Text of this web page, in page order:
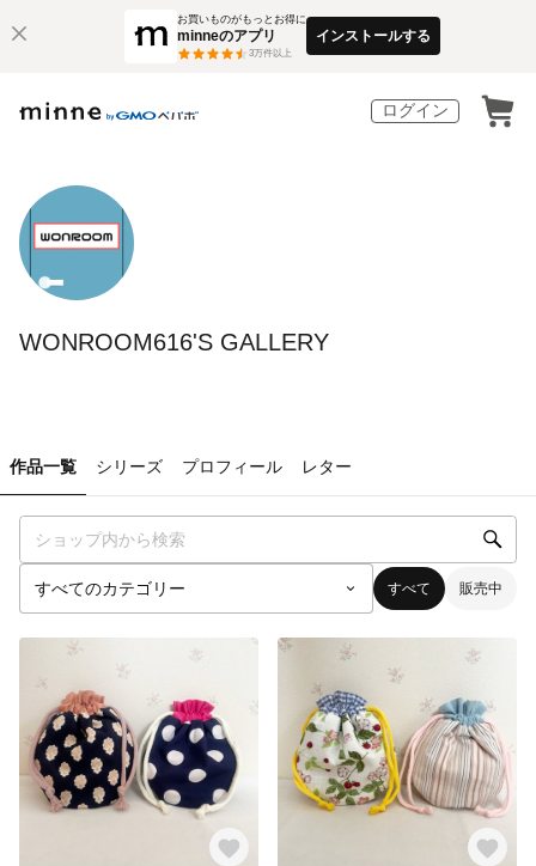
お買いものがもっとお得に
minneのアプリ
3万件以上
インストールする
ログイン
WONROOM616'S GALLERY
作品一覧 シリーズ プロフィール レター
すべて 販売中